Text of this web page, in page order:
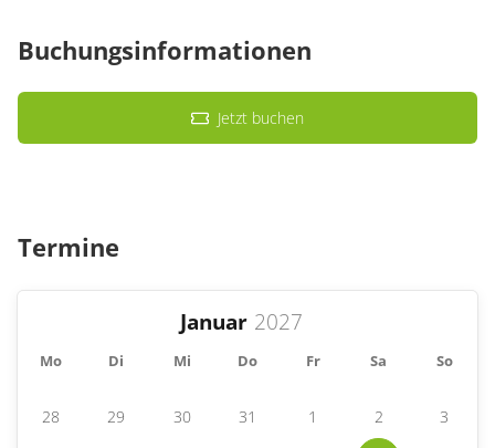
Buchungsinformationen
Jetzt buchen
Termine
Januar
Mo Di Mi Do Fr Sa So
28 29 30 31 1 2 3